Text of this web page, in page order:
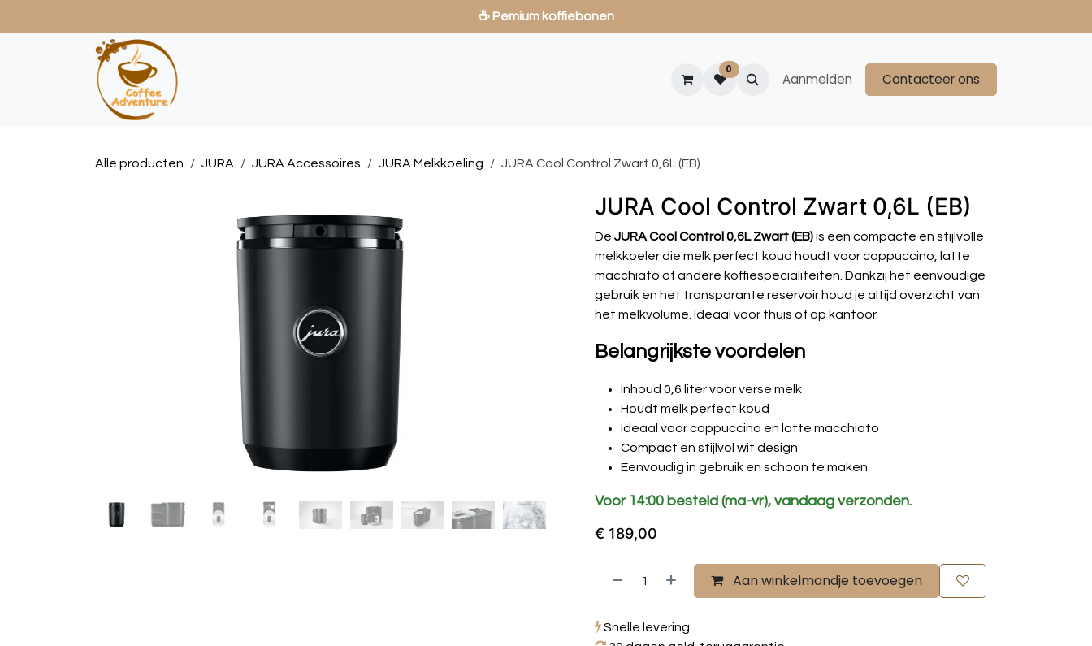
🔥Scherpe prijzen
Overslaan naar inhoud
Showroom
0
Aanmelden Contacteer ons
Alle producten JURA JURA Accessoires JURA Melkkoeling JURA Cool Control Zwart 0,6L (EB)
JURA Cool Control Zwart 0,6L (EB)
De JURA Cool Control 0,6L Zwart (EB)is een compacte en stijlvolle
melkkoeler die melk perfect koud houdt voor cappuccino, latte
macchiato of andere koffiespecialiteiten. Dankzij het eenvoudige
gebruik en het transparante reservoir houd je altijd overzicht van
het melkvolume. Ideaal voor thuis of op kantoor.
Belangrijkste voordelen
Inhoud 0,6 liter voor verse melk
Houdt melk perfect koud
Ideaal voor cappuccino en latte macchiato
Compact en stijlvol wit design
Eenvoudig in gebruik en schoon te maken
Voor 14:00 besteld (ma-vr), vandaag verzonden.
€ 189,00
Aan winkelmandje toevoegen
Snelle levering